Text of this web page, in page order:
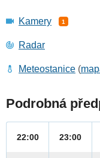
Kamery 1
Radar
Meteostanice (
Podrobná
22:00 23:00